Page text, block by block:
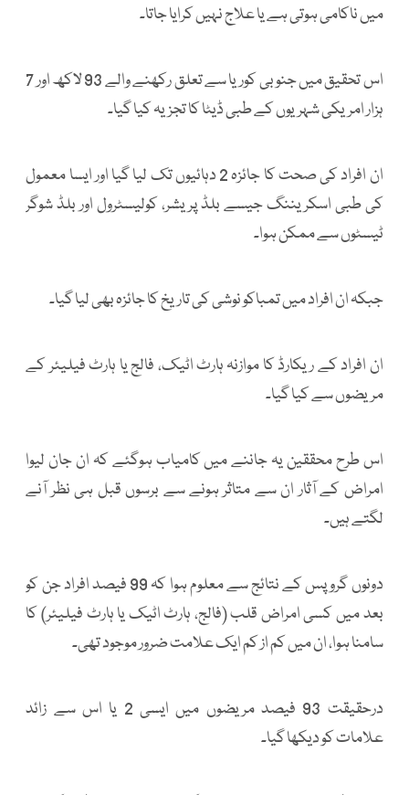
میں ناکامی ہوتی ہے یا علاج نہیں کرایا جاتا۔
اس تحقیق میں جنوبی کوریا سے تعلق رکھنے والے 93 لاکھ اور 7
ہزار امریکی شہریوں کے طبی ڈیٹا کا تجزیہ کیا گیا۔
ان افراد کی صحت کا جائزہ 2 دہائیوں تک لیا گیا اور ایسا معمول
کی طبی اسکریننگ جیسے بلڈ پریشر، کولیسٹرول اور بلڈ شوگر
ٹیسٹوں سے ممکن ہوا۔
جبکہ ان افراد میں تمباکو نوشی کی تاریخ کا جائزہ بھی لیا گیا۔
ان افراد کے ریکارڈ کا موازنہ ہارٹ اٹیک، فالج یا ہارٹ فیلیئر کے
مریضوں سے کیا گیا۔
اس طرح محققین یہ جاننے میں کامیاب ہوگئے کہ ان جان لیوا
امراض کے آثار ان سے متاثر ہونے سے برسوں قبل ہی نظر آنے
لگتے ہیں۔
دونوں گروپس کے نتائج سے معلوم ہوا کہ 99 فیصد افراد جن کو
بعد میں کسی امراض قلب (فالج، ہارٹ اٹیک یا ہارٹ فیلیئر) کا
سامنا ہوا، ان میں کم از کم ایک علامت ضرور موجود تھی۔
درحقیقت 93 فیصد مریضوں میں ایسی 2 یا اس سے زائد
علامات کو دیکھا گیا۔